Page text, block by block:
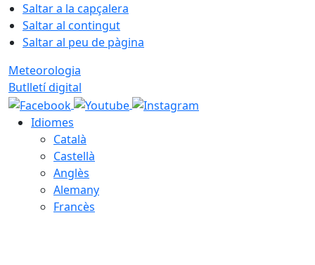
Saltar a la capçalera
Saltar al contingut
Saltar al peu de pàgina
Meteorologia
Butlletí digital
Idiomes
Català
Castellà
Anglès
Alemany
Francès